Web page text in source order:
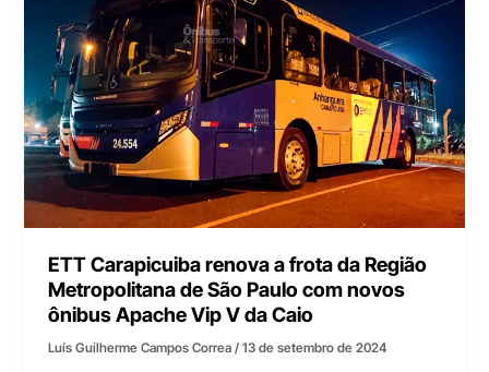
ETT Carapicuiba renova a frota da Região
Metropolitana de São Paulo com novos
ônibus Apache Vip V da Caio
Luís Guilherme Campos Correa/13 de setembro de 2024